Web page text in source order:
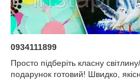
0934111899
Просто підберіть класну
подарунок готовий! Швидко,